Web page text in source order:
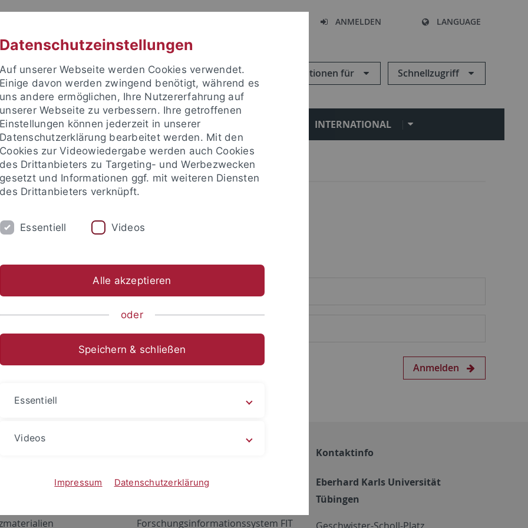
ANMELDEN LANGUAGE
Informationen für Schnellzugriff
FORSCHUNG EINRICHTUNGEN INTERNATIONAL
um sich anzumelden:
Anmelden
Netzwerk
ALMA
Forschungsinformationssystem FIT
Kontaktinfo
Eberhard Karls Universität
Tübingen
Datenschutzeinstellungen
Auf unserer Webseite werden Cookies verwendet.
Einige davon werden zwingend benötigt, während es
uns andere ermöglichen, Ihre Nutzererfahrung auf
unserer Webseite zu verbessern. Ihre getroffenen
Einstellungen können jederzeit in unserer
Datenschutzerklärung bearbeitet werden. Mit den
Cookies zur Videowiedergabe werden auch Cookies
des Drittanbieters zu Targeting- und Werbezwecken
gesetzt und Informationen ggf. mit weiteren Diensten
des Drittanbieters verknüpft.
Essentiell Videos
Alle akzeptieren
oder
Speichern & schließen
Essentiell
Videos
Impressum Datenschutzerklärung